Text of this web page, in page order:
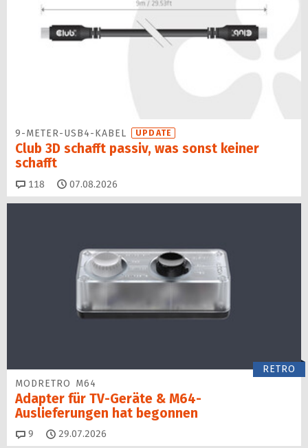
9-METER-USB4-KABEL UPDATE
Club 3D schafft passiv, was sonst keiner
schafft
118 Kommentare
07.08.2026
RETRO
MODRETRO M64
Adapter für TV-Geräte & M64-
Auslieferungen hat begon­nen
9 Kommentare
29.07.2026